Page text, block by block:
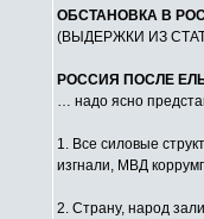
ОБСТАНОВКА В
(ВЫДЕРЖКИ ИЗ
РОССИЯ ПОСЛЕ
… надо ясно
1. Все силовые
изгнали, МВД
2. Страну, народ